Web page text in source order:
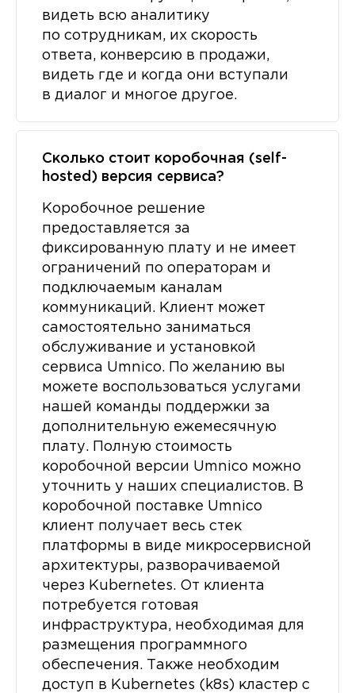
видеть всю аналитику
по сотрудникам, их скорость
ответа, конверсию в продажи,
видеть где и когда они вступали
в диалог и многое другое.
Сколько стоит коробочная (self-
hosted) версия сервиса?
Коробочное решение
предоставляется за
фиксированную плату и не имеет
ограничений по операторам и
подключаемым каналам
коммуникаций. Клиент может
самостоятельно заниматься
обслуживание и установкой
сервиса Umnico. По желанию вы
можете воспользоваться услугами
нашей команды поддержки за
дополнительную ежемесячную
плату. Полную стоимость
коробочной версии Umnico можно
уточнить у наших специалистов. В
коробочной поставке Umnico
клиент получает весь стек
платформы в виде микросервисной
архитектуры, разворачиваемой
через Kubernetes. От клиента
потребуется готовая
инфраструктура, необходимая для
размещения программного
обеспечения. Также необходим
доступ в Kubernetes (k8s) кластер с